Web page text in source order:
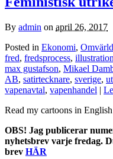
By admin on april 26, 2017
Posted in Ekonomi,
fred, fredsprocess, illustration
max gustafson, Mikael
AB, satirtecknare, sverige,
vapenavtal, vapenhandel |
Read my cartoons in English
OBS! Jag publicerar
nyhetsbrev varje fredag.
brev HÄR